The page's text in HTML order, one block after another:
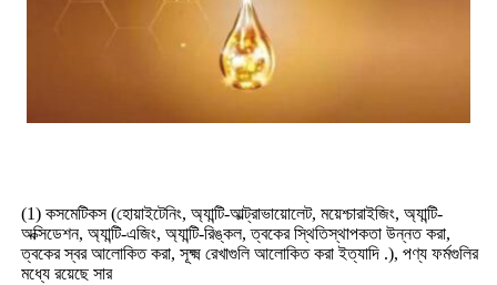
(1) কসমেটিকস (হোয়াইটেনিং, অ্যান্টি-আল্ট্রাভায়োলেট, ময়েশ্চারাইজিং, অ্যান্টি-
অক্সিডেশন, অ্যান্টি-এজিং, অ্যান্টি-রিঙ্কল, ত্বকের স্থিতিস্থাপকতা উন্নত করা,
ত্বকের স্বর আলোকিত করা, সূক্ষ্ম রেখাগুলি আলোকিত করা ইত্যাদি .), পণ্য ফর্মগুলির
মধ্যে রয়েছে সার